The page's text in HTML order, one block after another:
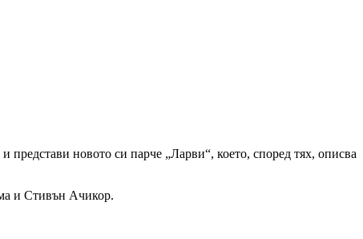
новото си парче „Ларви“, което, според тях, описва
и Стивън Ачикор.